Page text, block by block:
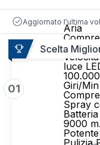
Aggiornato l'ultima
Scelta
01
Aria
Elettrico
luce
100.000
Giri/
Spray
9000
Pulizia